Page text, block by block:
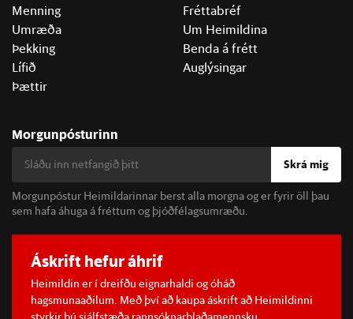
Menning
Umræða
Þekking
Lífið
Þættir
Fréttabréf
Um Heimildina
Benda á frétt
Auglýsingar
Morgunpósturinn
Skrá mig
Morgunpóstur Heimildarinnar berst alla morgna og er fyrir öll þau
sem hafa áhuga á fréttum og þjóðfélagsumræðu.
Áskrift hefur áhrif
Heimildin er í dreifðu eignarhaldi og óháð
hagsmunaaðilum. Með því að kaupa áskrift að Heimildinni